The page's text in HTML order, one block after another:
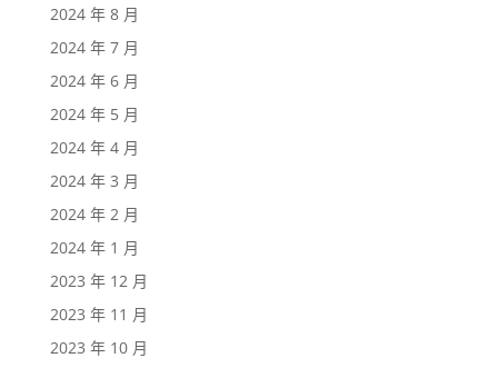
2024 年 8 月
2024 年 7 月
2024 年 6 月
2024 年 5 月
2024 年 4 月
2024 年 3 月
2024 年 2 月
2024 年 1 月
2023 年 12 月
2023 年 11 月
2023 年 10 月